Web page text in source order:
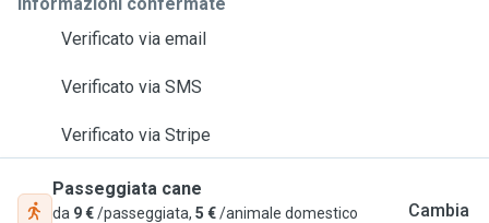
Verificato via email
Verificato via SMS
Verificato via Stripe
Passeggiata cane
da 9 €/passeggiata, 5 €/animale domestico
Cambia